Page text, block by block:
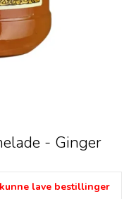
- Ginger
lave bestillinger